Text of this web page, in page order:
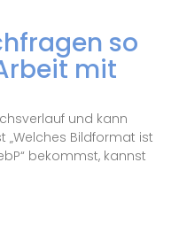
so
mit
und kann
Bildformat ist
bekommst, kannst